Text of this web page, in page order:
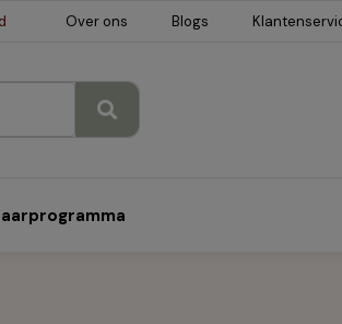
Over ons Blogs